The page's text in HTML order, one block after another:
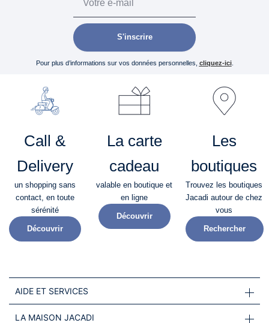
S'inscrire
Pour plus d’informations sur vos données personnelles, cliquez-ici.
Call &
Delivery
un shopping sans
contact, en toute
sérénité​
Découvrir
La carte
cadeau
valable en boutique et
en ligne
Découvrir
Les
boutiques
Trouvez les boutiques
Jacadi autour de chez
vous
Rechercher
AIDE ET SERVICES
LA MAISON JACADI